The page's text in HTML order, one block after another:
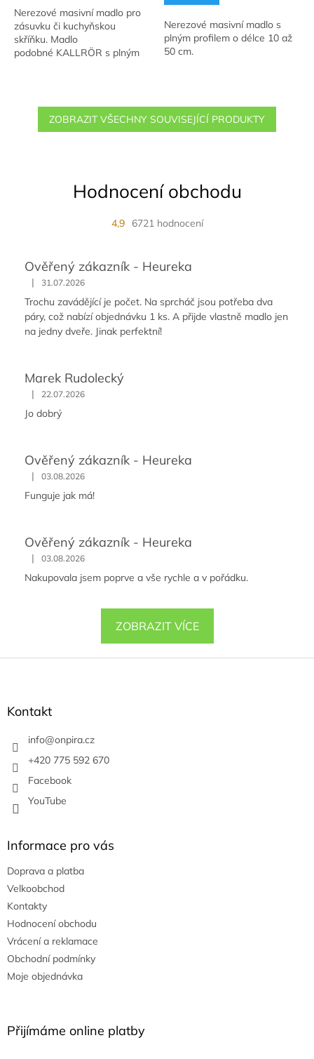
5
hvězdiček.
Nerezové masivní madlo pro
zásuvku či kuchyňskou
skříňku. Madlo
podobné KALLRÖR s plným
Nerezové masivní madlo s
plným profilem o délce 10 až
50 cm.
ZOBRAZIT VŠECHNY SOUVISEJÍCÍ PRODUKTY
Hodnocení obchodu
4,9 6721 hodnocení
Ověřený zákazník - Heureka
| 31.07.2026
Trochu zavádějící je počet. Na sprcháč jsou potřeba dva
páry, což nabízí objednávku 1 ks. A přijde vlastně madlo jen
na jedny dveře. Jinak perfektní!
Marek Rudolecký
| 22.07.2026
Jo dobrý
Ověřený zákazník - Heureka
| 03.08.2026
Funguje jak má!
Ověřený zákazník - Heureka
| 03.08.2026
Nakupovala jsem poprve a vše rychle a v pořádku.
ZOBRAZIT VÍCE
Z
Kontakt
info@onpira.cz
+420 775 592 670
Facebook
YouTube
Informace pro vás
Doprava a platba
Velkoobchod
Kontakty
Hodnocení obchodu
Vrácení a reklamace
Obchodní podmínky
Moje objednávka
Přijímáme online platby